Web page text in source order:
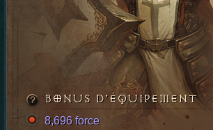
BONUS D’ÉQUIPEMENT
8,696 force